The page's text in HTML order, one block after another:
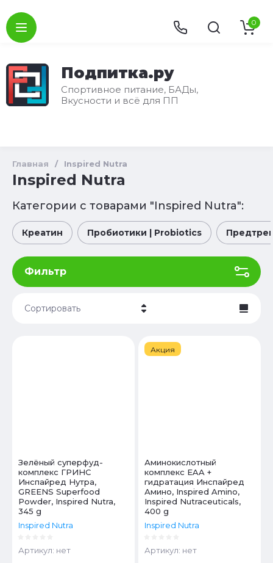
Подпитка.ру
Спортивное питание, БАДы,
Вкусности и всё для ПП
0
Главная / Inspired Nutra
Inspired Nutra
Категории с товарами "Inspired Nutra":
Креатин Пробиотики | Probiotics
Фильтр
Сортировать
Зелёный суперфуд-
комплекс ГРИНС
Инспайред Нутра,
GREENS Superfood
Powder, Inspired Nutra,
345 g
Inspired Nutra
Артикул: нет
Акция
Аминокислотный
комплекс EAA +
гидратация Инспайред
Амино, Inspired Amino,
Inspired Nutraceuticals,
400 g
Inspired Nutra
Артикул: нет